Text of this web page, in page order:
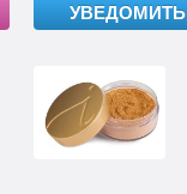
УВЕДОМИТЬ